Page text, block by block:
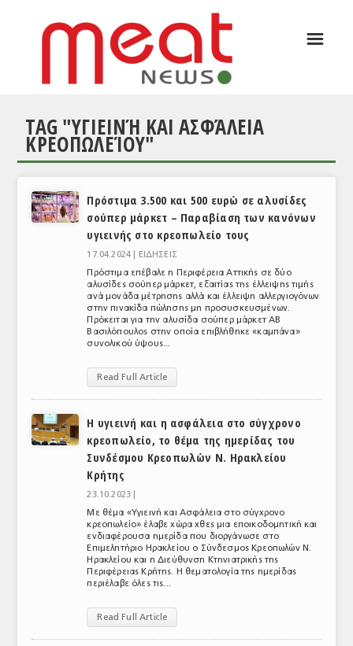
ΕΙΔΗΣΕΙΣ
ΣΥΝΕΝΤΕΥΞΕΙΣ
ΑΝΑΛΥΣΕΙΣ
ΕΥΡΩΠΑΪΚΕΣ ΑΠΟΦΑΣΕΙΣ
ΠΑΡΑΓΩΓΗ & ΕΜΠΟΡΙΑ
☰
TAG "ΥΓΙΕΙΝΉ ΚΑΙ ΑΣΦΆΛΕΙΑ
ΚΡΕΟΠΩΛΕΊΟΥ"
Πρόστιμα 3.500 και 500 ευρώ σε αλυσίδες
σούπερ μάρκετ – Παραβίαση των κανόνων
υγιεινής στο κρεοπωλείο τους
17.04.2024 |
ΕΙΔΗΣΕΙΣ
Πρόστιμα επέβαλε η Περιφέρεια Αττικής σε δύο
αλυσίδες σούπερ μάρκετ, εξαιτίας της έλλειψης τιμής
ανά μονάδα μέτρησης αλλά και έλλειψη αλλεργιογόνων
στην πινακίδα πώλησης μη προσυσκευσμένων.
Πρόκειται για την αλυσίδα σούπερ μάρκετ ΑΒ
Βασιλόπουλος στην οποία επιβλήθηκε «καμπάνα»
συνολικού ύψους...
Read Full Article
Η υγιεινή και η ασφάλεια στο σύγχρονο
κρεοπωλείο, το θέμα της ημερίδας του
Συνδέσμου Κρεοπωλών Ν. Ηρακλείου
Κρήτης
23.10.2023 |
Με θέμα «Υγιεινή και Ασφάλεια στο σύγχρονο
κρεοπωλείο» έλαβε χώρα χθες μια εποικοδομητική και
ενδιαφέρουσα ημερίδα που διοργάνωσε στο
Επιμελητήριο Ηρακλείου ο Σύνδεσμος Κρεοπωλών Ν.
Ηρακλείου και η Διεύθυνση Κτηνιατρικής της
Περιφέρειας Κρήτης. Η θεματολογία της ημερίδας
περιέλαβε όλες τις...
Read Full Article